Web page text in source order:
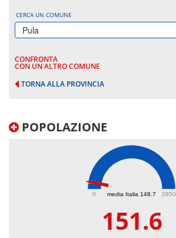
CERCA UN COMUNE
Pula
CONFRONTA
CON UN ALTRO COMUNE
TORNA ALLA PROVINCIA
POPOLAZIONE
media Italia 148.7
0 2850
151.6